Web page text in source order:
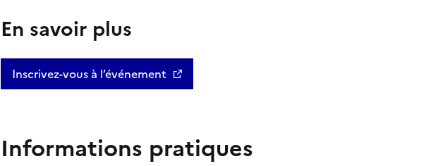
En savoir plus
Inscrivez-vous à l’événement
Informations pratiques